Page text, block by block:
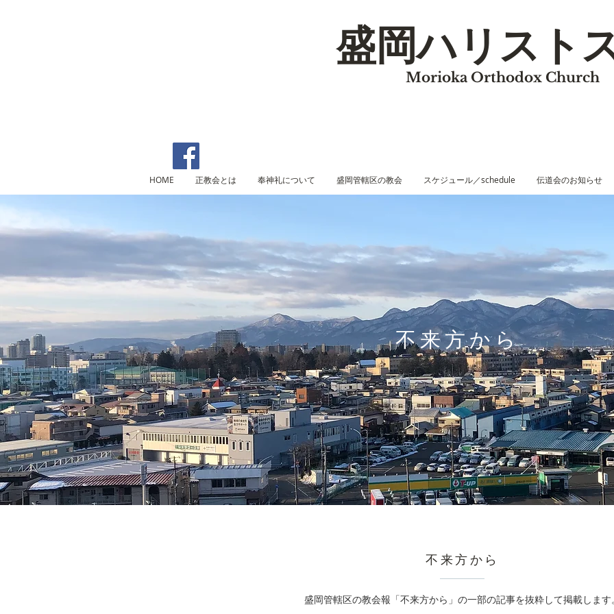
盛岡ハリスト
Morioka Orthodox Church
HOME 正教会とは 奉神礼について 盛岡管轄区の教会 スケジュール／schedule 伝道会のお知らせ
​不来方から
​不来方から
盛岡管轄区の教会報「不来方から」の一部の記事を抜粋して掲載します